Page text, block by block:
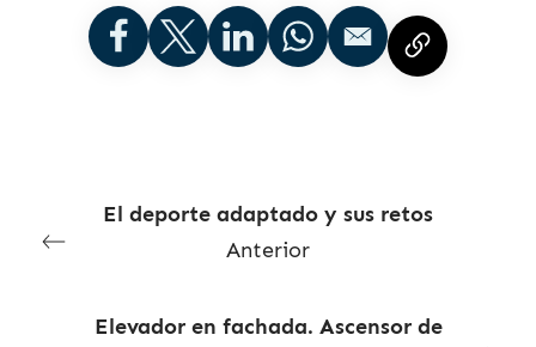
El deporte adaptado y sus retos
Anterior
Elevador en fachada. Ascensor de